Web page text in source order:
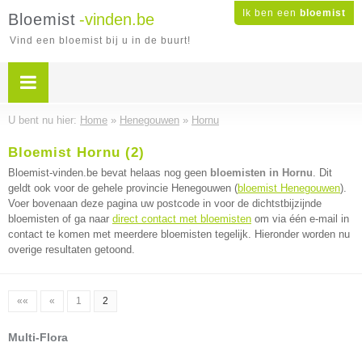
Ik ben een bloemist
Bloemist -vinden.be
Vind een bloemist bij u in de buurt!
U bent nu hier: Home » Henegouwen » Hornu
Bloemist Hornu (2)
Bloemist-vinden.be bevat helaas nog geen bloemisten in Hornu. Dit
geldt ook voor de gehele provincie Henegouwen (bloemist Henegouwen).
Voer bovenaan deze pagina uw postcode in voor de dichtstbijzijnde
bloemisten of ga naar direct contact met bloemisten om via één e-mail in
contact te komen met meerdere bloemisten tegelijk. Hieronder worden nu
overige resultaten getoond.
«« « 1 2
Multi-Flora